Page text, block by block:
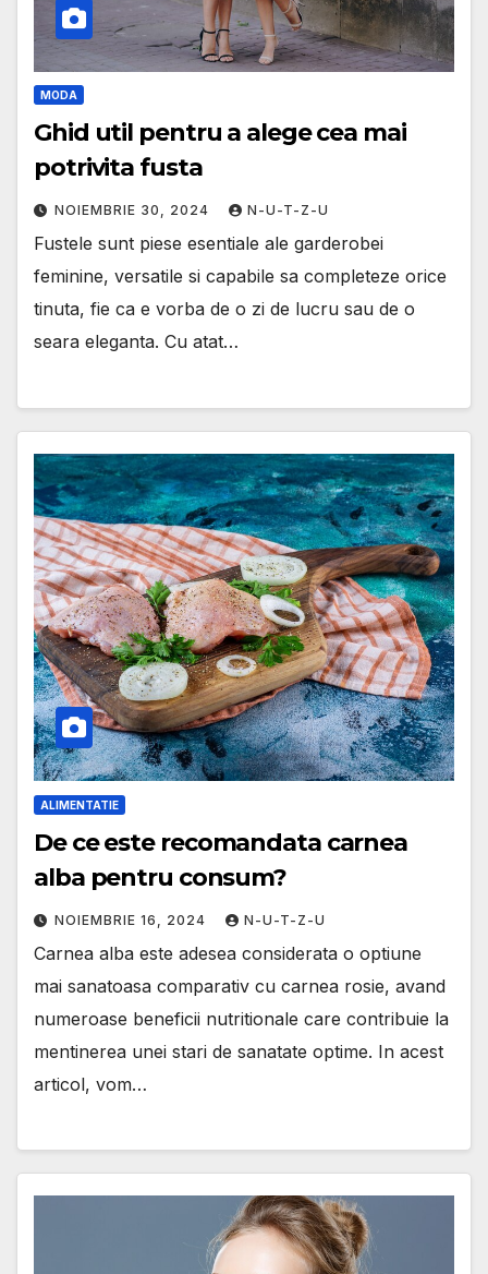
MODA
Ghid util pentru a alege cea mai
potrivita fusta
NOIEMBRIE 30, 2024 N-U-T-Z-U
Fustele sunt piese esentiale ale garderobei
feminine, versatile si capabile sa completeze orice
tinuta, fie ca e vorba de o zi de lucru sau de o
seara eleganta. Cu atat…
ALIMENTATIE
De ce este recomandata carnea
alba pentru consum?
NOIEMBRIE 16, 2024 N-U-T-Z-U
Carnea alba este adesea considerata o optiune
mai sanatoasa comparativ cu carnea rosie, avand
numeroase beneficii nutritionale care contribuie la
mentinerea unei stari de sanatate optime. In acest
articol, vom…